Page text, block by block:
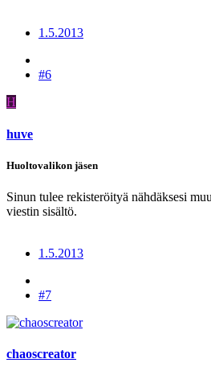
1.5.2013
#6
H
huve
Huoltovalikon jäsen
Sinun tulee rekisteröityä nähdäksesi
viestin sisältö.
1.5.2013
#7
chaoscreator